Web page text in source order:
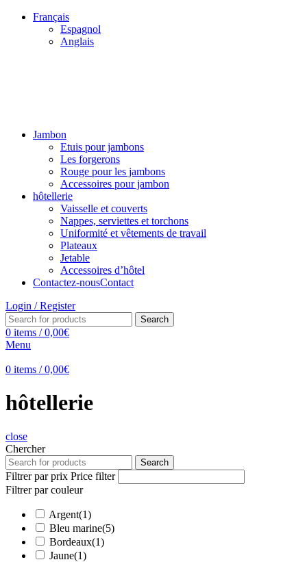
Français
Espagnol
Anglais
Jambon
Etuis pour jambons
Les forgerons
Rouge pour les jambons
Accessoires pour jambon
hôtellerie
Vaisselle et couverts
Nappes, serviettes et torchons
Uniformité et vêtements de travail
Plateaux
Jetable
Accessoires d’hôtel
Contactez-nousContact
Login / Register
Search
0 items / 0,00€
Menu
0 items / 0,00€
hôtellerie
close
Chercher
Search
Filtrer par prix Price filter
Filtrer par couleur
Argent(1)
Bleu marine(5)
Bordeaux(1)
Jaune(1)